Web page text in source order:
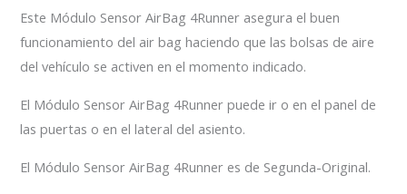
Este Módulo Sensor AirBag 4Runner asegura el buen
funcionamiento del air bag haciendo que las bolsas de aire
del vehículo se activen en el momento indicado.
El Módulo Sensor AirBag 4Runner puede ir o en el panel de
las puertas o en el lateral del asiento.
El Módulo Sensor AirBag 4Runner es de Segunda-Original.